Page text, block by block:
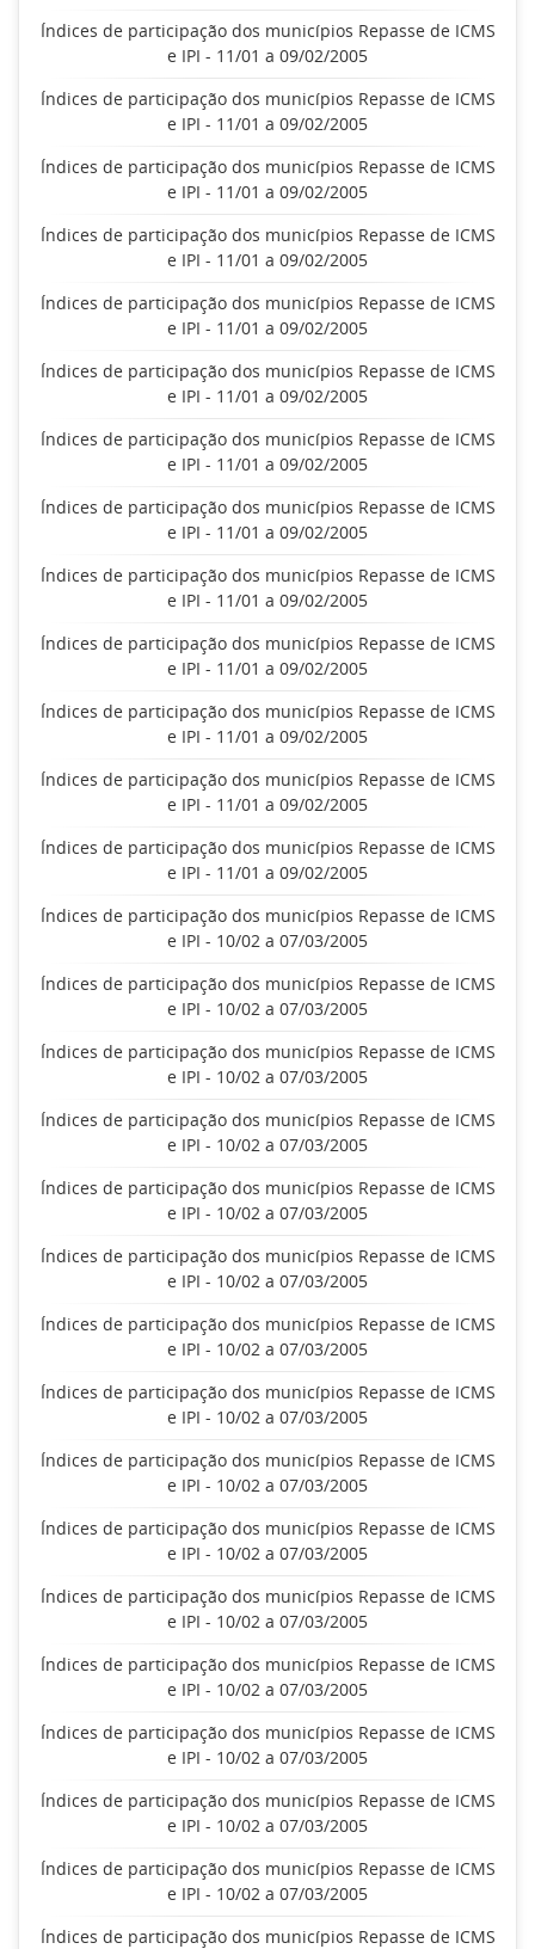
Índices de participação dos municípios Repasse de ICMS
e IPI - 11/01 a 09/02/2005
Índices de participação dos municípios Repasse de ICMS
e IPI - 11/01 a 09/02/2005
Índices de participação dos municípios Repasse de ICMS
e IPI - 11/01 a 09/02/2005
Índices de participação dos municípios Repasse de ICMS
e IPI - 11/01 a 09/02/2005
Índices de participação dos municípios Repasse de ICMS
e IPI - 11/01 a 09/02/2005
Índices de participação dos municípios Repasse de ICMS
e IPI - 11/01 a 09/02/2005
Índices de participação dos municípios Repasse de ICMS
e IPI - 11/01 a 09/02/2005
Índices de participação dos municípios Repasse de ICMS
e IPI - 11/01 a 09/02/2005
Índices de participação dos municípios Repasse de ICMS
e IPI - 11/01 a 09/02/2005
Índices de participação dos municípios Repasse de ICMS
e IPI - 11/01 a 09/02/2005
Índices de participação dos municípios Repasse de ICMS
e IPI - 11/01 a 09/02/2005
Índices de participação dos municípios Repasse de ICMS
e IPI - 11/01 a 09/02/2005
Índices de participação dos municípios Repasse de ICMS
e IPI - 11/01 a 09/02/2005
Índices de participação dos municípios Repasse de ICMS
e IPI - 10/02 a 07/03/2005
Índices de participação dos municípios Repasse de ICMS
e IPI - 10/02 a 07/03/2005
Índices de participação dos municípios Repasse de ICMS
e IPI - 10/02 a 07/03/2005
Índices de participação dos municípios Repasse de ICMS
e IPI - 10/02 a 07/03/2005
Índices de participação dos municípios Repasse de ICMS
e IPI - 10/02 a 07/03/2005
Índices de participação dos municípios Repasse de ICMS
e IPI - 10/02 a 07/03/2005
Índices de participação dos municípios Repasse de ICMS
e IPI - 10/02 a 07/03/2005
Índices de participação dos municípios Repasse de ICMS
e IPI - 10/02 a 07/03/2005
Índices de participação dos municípios Repasse de ICMS
e IPI - 10/02 a 07/03/2005
Índices de participação dos municípios Repasse de ICMS
e IPI - 10/02 a 07/03/2005
Índices de participação dos municípios Repasse de ICMS
e IPI - 10/02 a 07/03/2005
Índices de participação dos municípios Repasse de ICMS
e IPI - 10/02 a 07/03/2005
Índices de participação dos municípios Repasse de ICMS
e IPI - 10/02 a 07/03/2005
Índices de participação dos municípios Repasse de ICMS
e IPI - 10/02 a 07/03/2005
Índices de participação dos municípios Repasse de ICMS
e IPI - 10/02 a 07/03/2005
Índices de participação dos municípios Repasse de ICMS